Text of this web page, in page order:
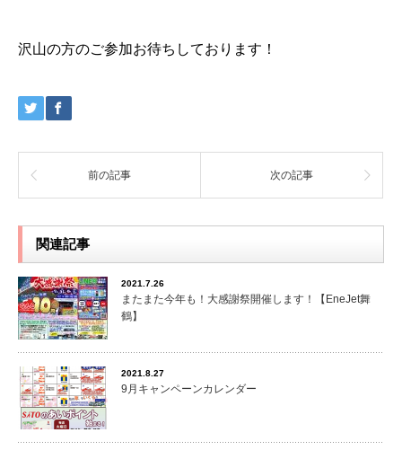
沢山の方のご参加お待ちしております！
前の記事 次の記事
関連記事
2021.7.26
またまた今年も！大感謝祭開催します！【EneJet舞
鶴】
2021.8.27
9月キャンペーンカレンダー